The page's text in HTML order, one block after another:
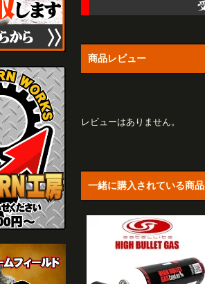
商品レビュー
レビューはありません。
一緒に購入されている商品